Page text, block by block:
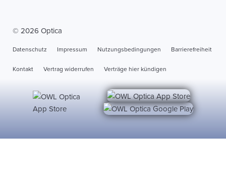
© 2026 Optica
Datenschutz Impressum Nutzungsbedingungen Barrierefreiheit
Kontakt Vertrag widerrufen Verträge hier kündigen